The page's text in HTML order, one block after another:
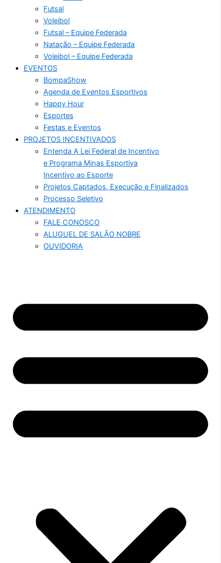
Futsal
Voleibol
Futsal – Equipe Federada
Natação – Equipe Federada
Voleibol – Equipe Federada
EVENTOS
BompaShow
Agenda de Eventos Esportivos
Happy Hour
Esportes
Festas e Eventos
PROJETOS INCENTIVADOS
Entenda A Lei Federal de Incentivo
e Programa Minas Esportiva
Incentivo ao Esporte
Projetos Captados, Execução e Finalizados
Processo Seletivo
ATENDIMENTO
FALE CONOSCO
ALUGUEL DE SALÃO NOBRE
OUVIDORIA